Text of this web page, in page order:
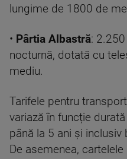
lungime de 1800 de
• Pârtia Albastră:
nocturnă, dotată cu
mediu.
Tarifele pentru
variază în funcție
până la 5 ani și inclusiv
De asemenea,